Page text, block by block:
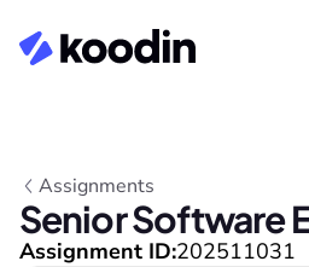
Assignments
Senior Software
Assignment ID:202511031